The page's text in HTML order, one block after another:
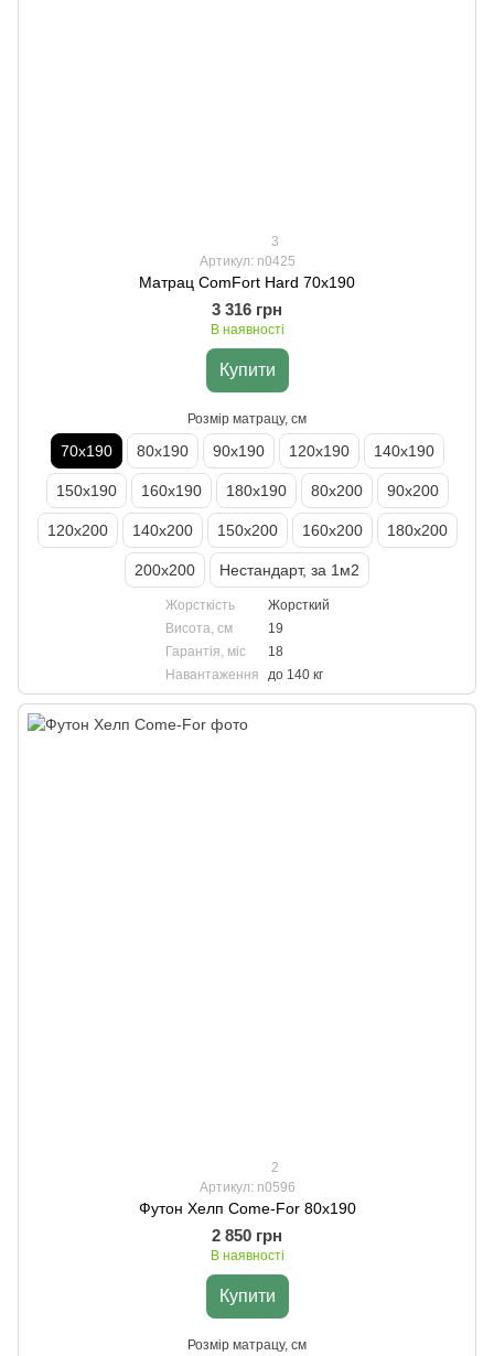
3
Артикул: n0425
Матрац ComFort Hard 70х190
3 316 грн
В наявності
Купити
Розмір матрацу, см
70х190 80х190 90х190 120х190 140х190
150х190 160х190 180х190 80х200 90х200
120х200 140х200 150х200 160х200 180х200
200х200 Нестандарт, за 1м2
Жорсткість
Жорсткий
Висота, см
19
Гарантія, міс
18
Навантаження
до 140 кг
2
Артикул: n0596
Футон Хелп Come-For 80х190
2 850 грн
В наявності
Купити
Розмір матрацу, см